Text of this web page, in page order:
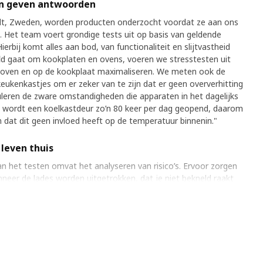
geven antwoorden
Zweden, worden producten onderzocht voordat ze aan ons
team voert grondige tests uit op basis van geldende
komt alles aan bod, van functionaliteit en slijtvastheid
gaat om kookplaten en ovens, voeren we stresstesten uit
en op de kookplaat maximaliseren. We meten ook de
om er zeker van te zijn dat er geen oververhitting
de zware omstandigheden die apparaten in het dagelijks
een koelkastdeur zo’n 80 keer per dag geopend, daarom
dit geen invloed heeft op de temperatuur binnenin."
thuis
het testen omvat het analyseren van risico’s. Ervoor zorgen
de lades worden uitgetrokken, dat je niet bekneld raakt
scherpe randen aan de vaatwasser zitten. Wat gebeurt er als
zegt Sven-Ingvar, voor hij verdwijnt in een speciale
kleine keuken, net als thuis.